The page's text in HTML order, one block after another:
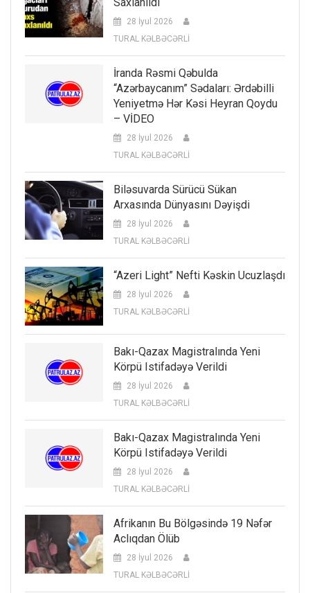
Saxlanıldı
28 İyul 2026
TURAL KƏLBƏCƏRLİ
İranda Rəsmi Qəbulda
“Azərbaycanım” Sədaları: Ərdəbilli
Yeniyetmə Hər Kəsi Heyran Qoydu
– VİDEO
28 İyul 2026
TURAL KƏLBƏCƏRLİ
Biləsuvarda Sürücü Sükan
Arxasında Dünyasını Dəyişdi
28 İyul 2026
TURAL KƏLBƏCƏRLİ
“Azeri Light” Nefti Kəskin Ucuzlaşdı
28 İyul 2026
TURAL KƏLBƏCƏRLİ
Bakı-Qazax Magistralında Yeni
Körpü Istifadəyə Verildi
28 İyul 2026
TURAL KƏLBƏCƏRLİ
Bakı-Qazax Magistralında Yeni
Körpü Istifadəyə Verildi
28 İyul 2026
TURAL KƏLBƏCƏRLİ
Afrikanın Bu Bölgəsində 19 Nəfər
Aclıqdan Ölüb
28 İyul 2026
TURAL KƏLBƏCƏRLİ